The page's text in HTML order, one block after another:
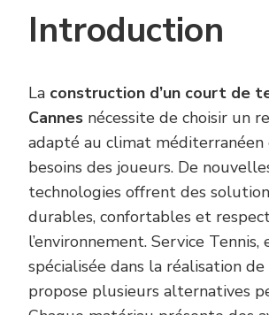
Introduction
La construction d’un court de
Cannes nécessite de choisir un
adapté au climat méditerranéen
besoins des joueurs. De
technologies offrent des
durables, confortables et
l’environnement. Service
spécialisée dans la réalisation
propose plusieurs alternatives